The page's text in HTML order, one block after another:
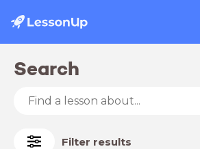
Search
Filter results